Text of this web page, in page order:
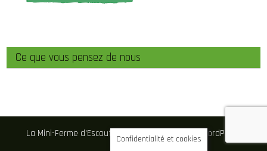
Ce que vous pensez de nous
La Mini-Ferme d'Escouflant 2026 . Powered by WordPress
Confidentialité et cookies